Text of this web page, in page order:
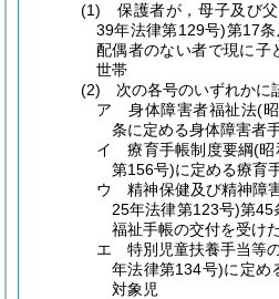
(1) 保護者が，母子及び
39年法律第129号)第17
配偶者のない者で現に子
世帯
(2) 次の各号のいずれかに
ア 身体障害者福祉法(
条に定める身体障害者
イ 療育手帳制度要綱(昭
第156号)に定める療育
ウ 精神保健及び精神障
25年法律第123号)第
福祉手帳の交付を受け
エ 特別児童扶養手当等
年法律第134号)に定め
対象児